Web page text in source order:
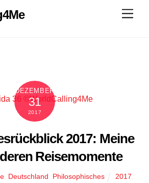
DEZEMBER
31
2017
2017: Meine
Reisemomente
, Deutschland Philosophisches 2017